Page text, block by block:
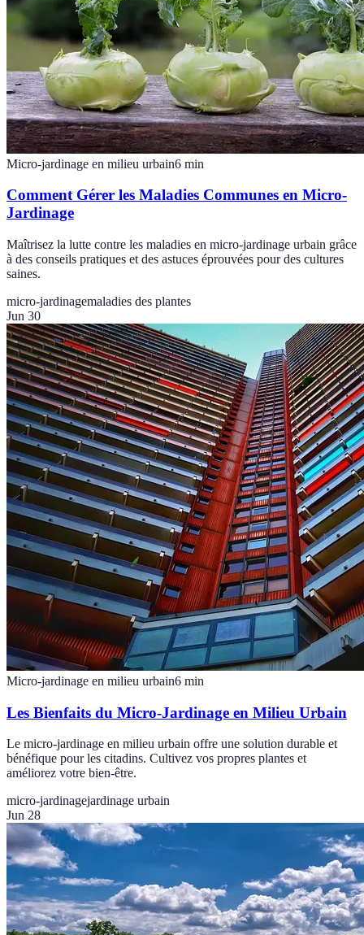
Micro-jardinage en milieu urbain6 min
Comment Gérer les Maladies Communes en Micro-
Jardinage
Maîtrisez la lutte contre les maladies en micro-jardinage urbain grâce
à des conseils pratiques et des astuces éprouvées pour des cultures
saines.
micro-jardinagemaladies des plantes
Jun 30
Micro-jardinage en milieu urbain6 min
Les Bienfaits du Micro-Jardinage en Milieu Urbain
Le micro-jardinage en milieu urbain offre une solution durable et
bénéfique pour les citadins. Cultivez vos propres plantes et
améliorez votre bien-être.
micro-jardinagejardinage urbain
Jun 28